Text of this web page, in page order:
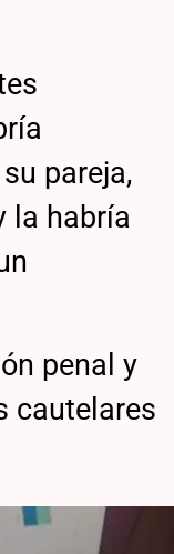
pareja,
la habría
penal y
cautelares